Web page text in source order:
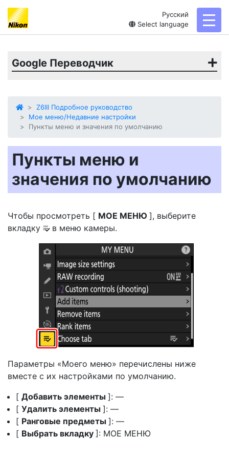
Русский
Select language
Google Переводчик
Z6III Подробное руководство
Мое меню/Недавние настройки
Пункты меню и значения по умолчанию
Пункты меню и
значения по умолчанию
Чтобы просмотреть [ МОЕ МЕНЮ ], выберите
вкладку O в меню камеры.
Параметры «Моего меню» перечислены ниже
вместе с их настройками по умолчанию.
[ Добавить элементы ]: —
[ Удалить элементы ]: —
[ Ранговые предметы ]: —
[ Выбрать вкладку ]: МОЕ МЕНЮ